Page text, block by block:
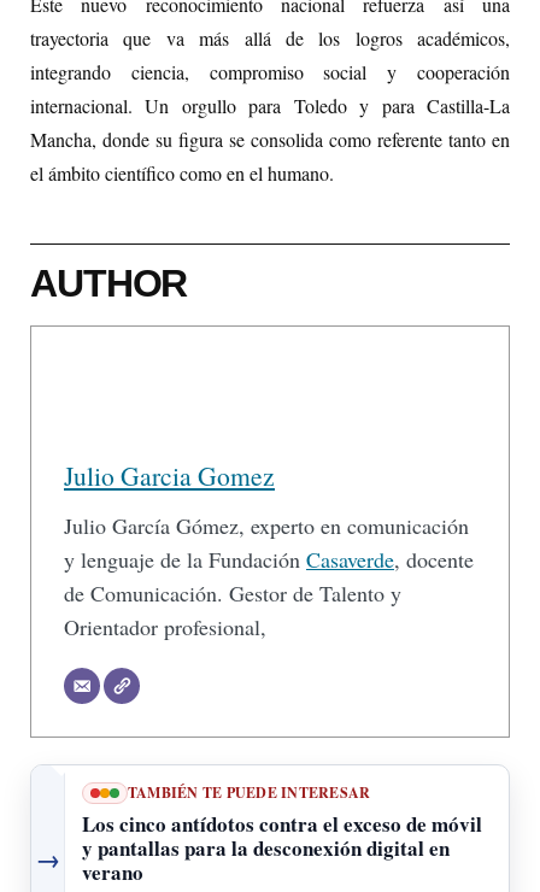
trayectoria que va más allá de los logros académicos,
integrando ciencia, compromiso social y cooperación
internacional. Un orgullo para Toledo y para Castilla-La
Mancha, donde su figura se consolida como referente tanto en
el ámbito científico como en el humano.
AUTHOR
Julio Garcia Gomez
Julio García Gómez, experto en comunicación
y lenguaje de la Fundación Casaverde, docente
de Comunicación. Gestor de Talento y
Orientador profesional,
→
TAMBIÉN TE PUEDE INTERESAR
Los cinco antídotos contra el exceso de móvil
y pantallas para la desconexión digital en
verano